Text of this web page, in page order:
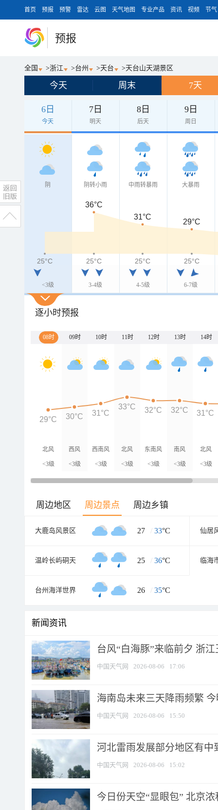
首页 预报 预警 雷达 云图 天气地图 专业产品 资讯 视频 节气
预报
全国 >浙江 >台州 >天台 >天台山天湖景区
今天 周末 7天
6日
今天
7日
明天
8日
后天
9日
周日
阴
<3级
阴转小雨
3-4级
中雨转暴雨
4-5级
大暴雨
6-7级
36°C
31°C
29°C
25°C 25°C 25°C 25°C
逐小时预报
08时 09时 10时 11时 12时 13时 14时
北风
<3级
西风
<3级
西南风
<3级
北风
<3级
东南风
<3级
南风
<3级
北风
<3级
29°C 30°C 31°C
33°C 32°C 32°C 31°C
周边地区 周边景点 周边乡镇
大鹿岛风景区 27 / 33°C 仙居
温岭长屿硐天 25 / 36°C
台州海洋世界 26 / 35°C
新闻资讯
台风“白海豚”来临前夕 浙
中国天气网 2026-08-06 17:06
海南岛未来三天降雨频繁
中国天气网 2026-08-06 15:50
河北雷雨发展部分地区有中
中国天气网 2026-08-06 15:02
今日份天空“显眼包” 北京